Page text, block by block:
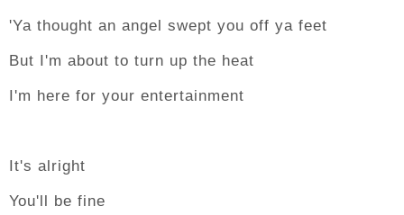
'Ya thought an angel swept you off ya feet
But I'm about to turn up the heat
I'm here for your entertainment
It's alright
You'll be fine